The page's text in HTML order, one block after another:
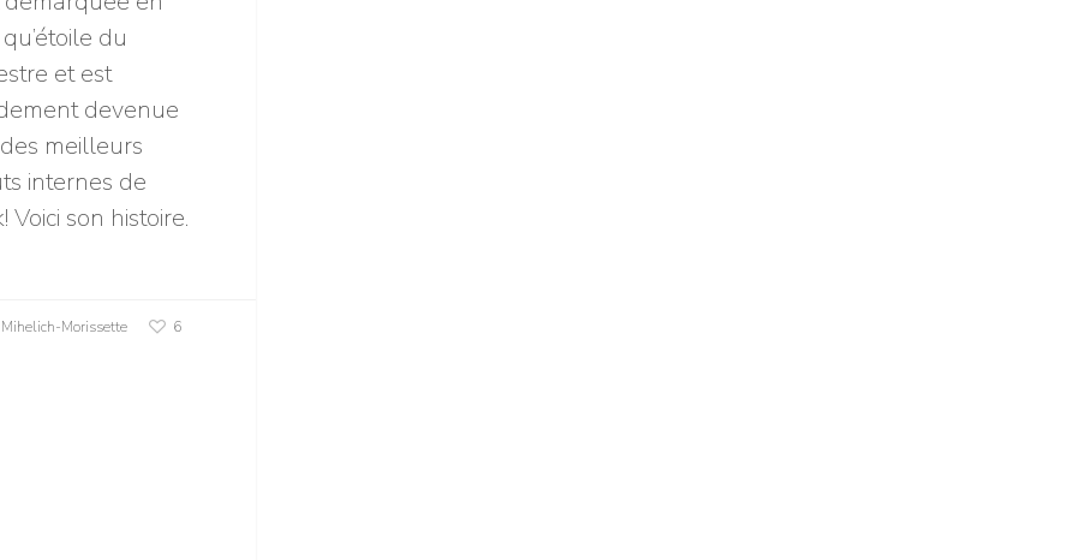
du
et est
devenue
des meilleurs
internes de
Voici son histoire.
Morissette 6